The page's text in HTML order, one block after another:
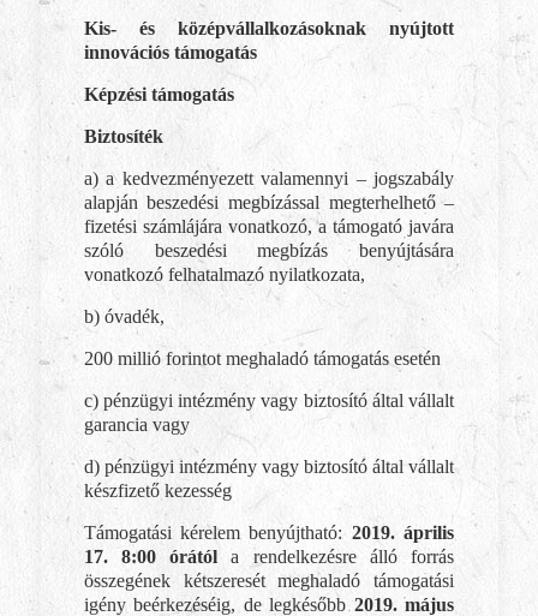
Kis- és középvállalkozásoknak nyújtott
innovációs támogatás
Képzési támogatás
Biztosíték
a) a kedvezményezett valamennyi – jogszabály
alapján beszedési megbízással megterhelhető –
fizetési számlájára vonatkozó, a támogató javára
szóló beszedési megbízás benyújtására
vonatkozó felhatalmazó nyilatkozata,
b) óvadék,
200 millió forintot meghaladó támogatás esetén
c) pénzügyi intézmény vagy biztosító által vállalt
garancia vagy
d) pénzügyi intézmény vagy biztosító által vállalt
készfizető kezesség
Támogatási kérelem benyújtható: 2019. április
17. 8:00 órától a rendelkezésre álló forrás
összegének kétszeresét meghaladó támogatási
igény beérkezéséig, de legkésőbb2019. május